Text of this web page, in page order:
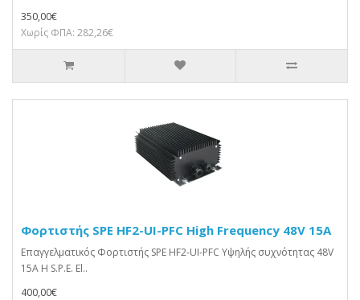
350,00€
Χωρίς ΦΠΑ: 282,26€
Φορτιστής SPE HF2-UI-PFC High Frequency 48V 15A
Επαγγελματικός Φορτιστής SPE HF2-UI-PFC Υψηλής συχνότητας 48V
15A Η S.P.E. El..
400,00€